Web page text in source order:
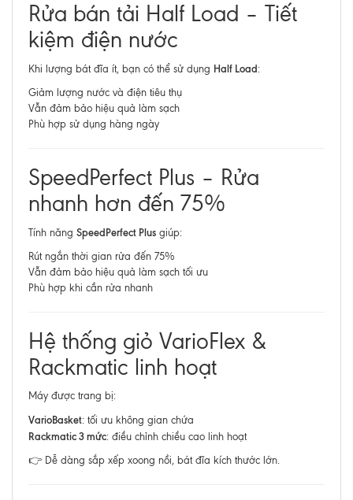
Rửa bán tải Half Load – Tiết
kiệm điện nước
Khi lượng bát đĩa ít, bạn có thể sử dụng Half Load:
Giảm lượng nước và điện tiêu thụ
Vẫn đảm bảo hiệu quả làm sạch
Phù hợp sử dụng hàng ngày
SpeedPerfect Plus – Rửa
nhanh hơn đến 75%
Tính năng SpeedPerfect Plus giúp:
Rút ngắn thời gian rửa đến 75%
Vẫn đảm bảo hiệu quả làm sạch tối ưu
Phù hợp khi cần rửa nhanh
Hệ thống giỏ VarioFlex &
Rackmatic linh hoạt
Máy được trang bị:
VarioBasket: tối ưu không gian chứa
Rackmatic 3 mức: điều chỉnh chiều cao linh hoạt
👉 Dễ dàng sắp xếp xoong nồi, bát đĩa kích thước lớn.